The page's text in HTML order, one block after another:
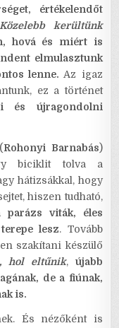
értékelendőt
Közelebb kerültünk
hová és miért is
elmulasztunk
lenne.Az igaz
ez a történet
és újragondolni
Rohonyi Barnabás)
biciklit tolva a
hátizsákkal, hogy
hiszen tudható,
parázs viták, éles
lesz. Tovább
szakítani készülő
hol eltűnik, újabb
de a fiúnak,
is.
És nézőként is